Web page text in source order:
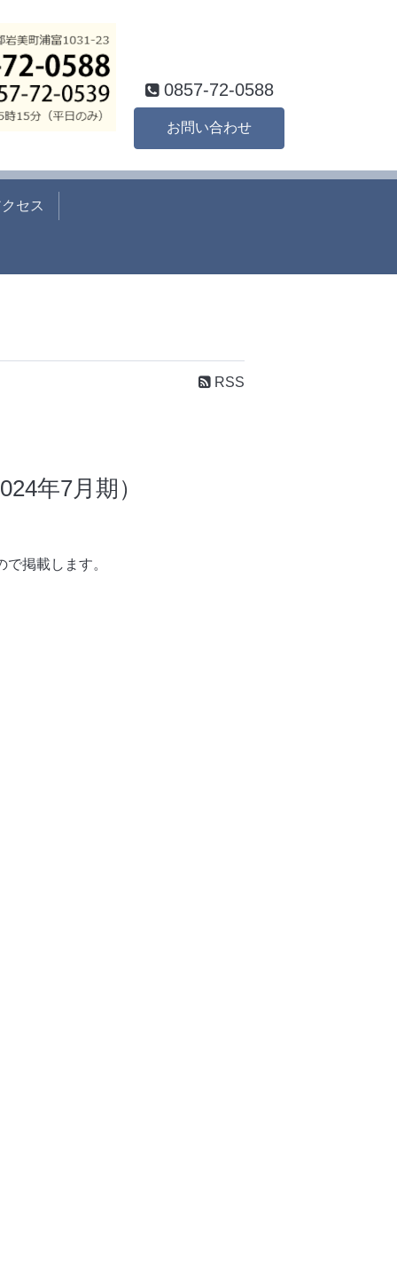
0857-72-0588
お問い合わせ
セス
RSS
年7月期）
掲載します。